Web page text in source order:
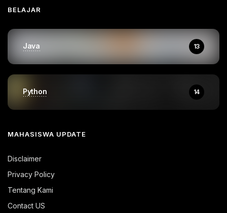
BELAJAR
Java 13
Python 14
MAHASISWA UPDATE
Disclaimer
Privacy Policy
Tentang Kami
Contact US